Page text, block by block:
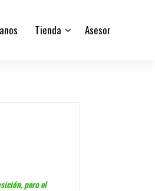
Tienda Asesor
pero el